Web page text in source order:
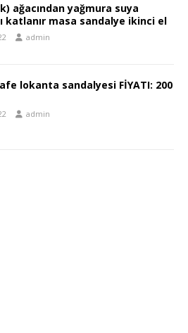
ağacından yağmura suya
katlanır masa sandalye ikinci el
admin
lokanta sandalyesi FİYATI: 200
admin